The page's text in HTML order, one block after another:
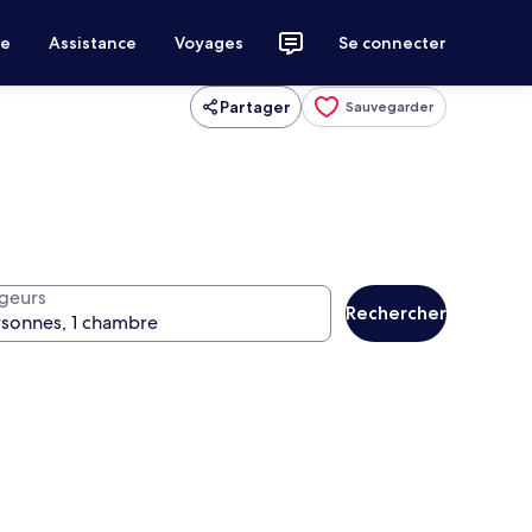
Assistance Voyages Se connecter
Partager Sauvegarder
Rechercher